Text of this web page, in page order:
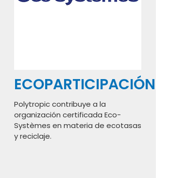
ECOPARTICIPACIÓN
Polytropic contribuye a la
organización certificada Eco-
Systèmes en materia de ecotasas
y reciclaje.